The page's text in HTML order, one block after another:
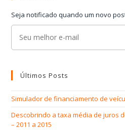
Seja notificado quando um novo
Últimos Posts
Simulador de financiamento de
Descobrindo a taxa média de juros
– 2011 a 2015